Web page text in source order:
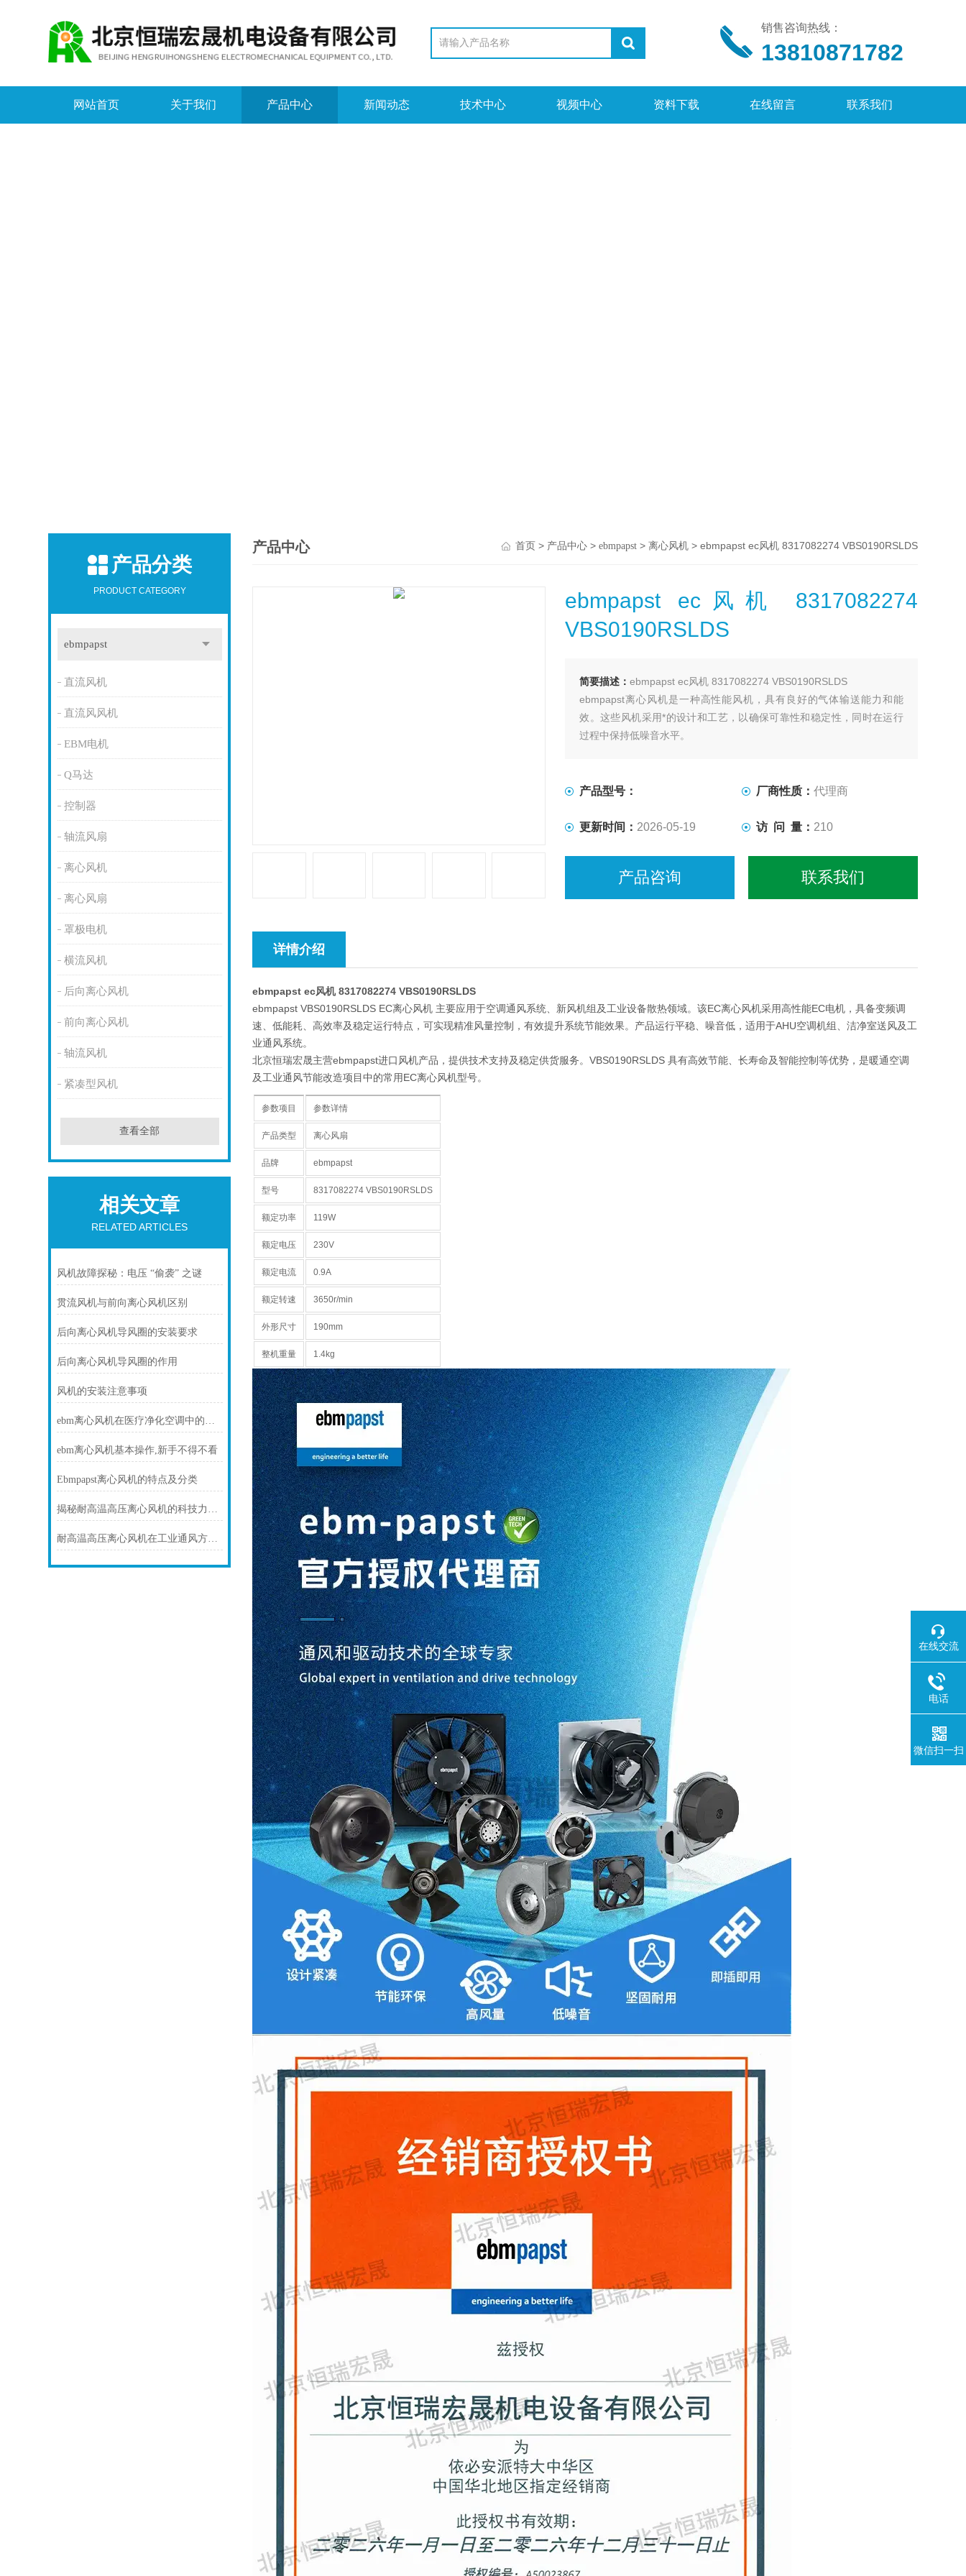
销售咨询热线：
13810871782
网站首页 关于我们 产品中心 新闻动态 技术中心 视频中心 资料下载 在线留言 联系我们
产品分类
PRODUCT CATEGORY
ebmpapst
直流风机
直流风风机
EBM电机
Q马达
控制器
轴流风扇
离心风机
离心风扇
罩极电机
横流风机
后向离心风机
前向离心风机
轴流风机
紧凑型风机
查看全部
相关文章
RELATED ARTICLES
风机故障探秘：电压 “偷袭” 之谜
贯流风机与前向离心风机区别
后向离心风机导风圈的安装要求
后向离心风机导风圈的作用
风机的安装注意事项
ebm离心风机在医疗净化空调中的静音与洁净优势
ebm离心风机基本操作,新手不得不看
Ebmpapst离心风机的特点及分类
揭秘耐高温高压离心风机的科技力量！
耐高温高压离心风机在工业通风方面发挥着重要作用
产品中心 首页> 产品中心> ebmpapst> 离心风机> ebmpapst ec风机 8317082274 VBS0190RSLDS
ebmpapst ec风机 8317082274
VBS0190RSLDS
简要描述：ebmpapst ec风机 8317082274 VBS0190RSLDS
ebmpapst离心风机是一种高性能风机，具有良好的气体输送能力和能
效。这些风机采用*的设计和工艺，以确保可靠性和稳定性，同时在运行
过程中保持低噪音水平。
产品型号： 厂商性质： 代理商
更新时间： 2026-05-19 访 问 量： 210
产品咨询 联系我们
详情介绍
ebmpapst ec风机 8317082274 VBS0190RSLDS
ebmpapst VBS0190RSLDS EC离心风机 主要应用于空调通风系统、新风机组及工业设备散热领域。该EC离心风机采用高性能EC电机，具备变频调
速、低能耗、高效率及稳定运行特点，可实现精准风量控制，有效提升系统节能效果。产品运行平稳、噪音低，适用于AHU空调机组、洁净室送风及工
业通风系统。
北京恒瑞宏晟主营ebmpapst进口风机产品，提供技术支持及稳定供货服务。VBS0190RSLDS 具有高效节能、长寿命及智能控制等优势，是暖通空调
及工业通风节能改造项目中的常用EC离心风机型号。
参数项目 参数详情
产品类型 离心风扇
品牌 ebmpapst
型号 8317082274 VBS0190RSLDS
额定功率 119W
额定电压 230V
额定电流 0.9A
额定转速 3650r/min
外形尺寸 190mm
整机重量 1.4kg
在线交流
电话
微信扫一扫